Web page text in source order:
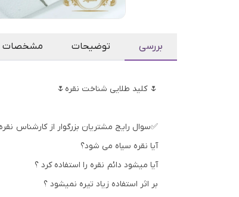
بررسی توضیحات مشخصات
🌷 کلید طلایی شناخت نقره🌷
✅سوال رایج مشتریان بزرگوار از کارشناس
آیا نقره سیاه می شود؟
آیا میشود دائم نقره را استفاده کرد ؟
بر اثر استفاده زیاد تیره نمیشود ؟